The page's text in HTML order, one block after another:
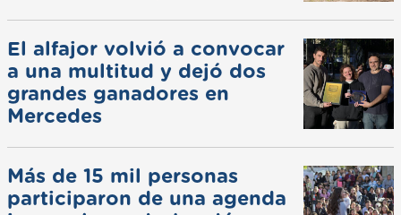
El alfajor volvió a convocar
a una multitud y dejó dos
grandes ganadores en
Mercedes
Más de 15 mil personas
participaron de una agenda